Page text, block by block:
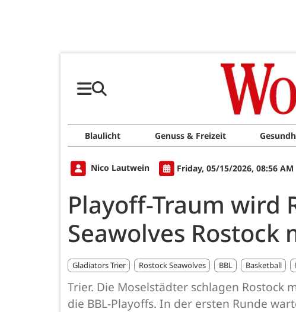
Blaulicht Genuss & Freizeit
Nico Lautwein Friday, 05/15/2026, 08:56 AM
Playoff-Traum wird
Seawolves Rostock
Gladiators Trier Rostock Seawolves BBL Basketball
Trier. Die Moselstädter schlagen Rostock
die BBL-Playoffs. In der ersten Runde